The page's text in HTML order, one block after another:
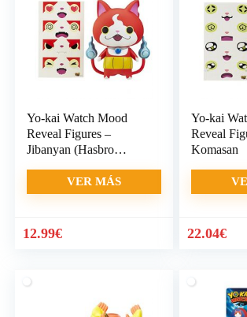
Yo-kai Watch Mood
Reveal Figures –
Jibanyan (Hasbro
VER MÁS
12.99€
Yo-kai
Reveal
Komasan
22.04€